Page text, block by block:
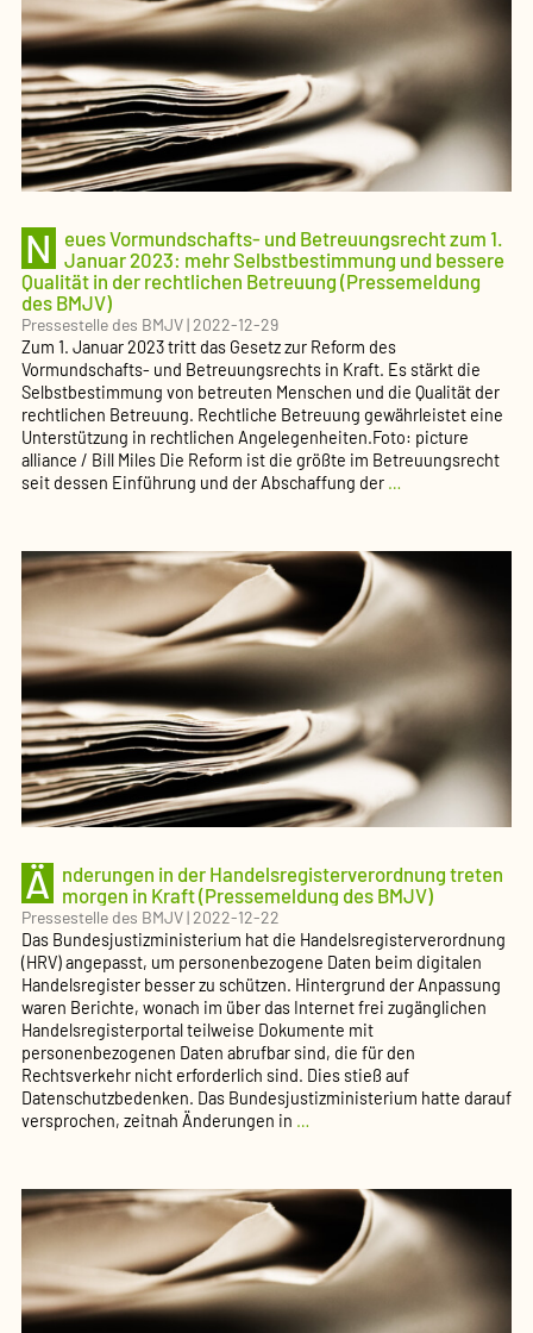
und
Gerichte
des
N
eues Vormundschafts- und Betreuungsrecht zum 1.
Januar 2023: mehr Selbstbestimmung und bessere
Qualität in der rechtlichen Betreuung (Pressemeldung
des BMJV)
Pressestelle des BMJV|2022-12-29
Zum 1. Januar 2023 tritt das Gesetz zur Reform des
Vormundschafts- und Betreuungsrechts in Kraft. Es stärkt die
Selbstbestimmung von betreuten Menschen und die Qualität der
rechtlichen Betreuung. Rechtliche Betreuung gewährleistet eine
Unterstützung in rechtlichen Angelegenheiten.Foto: picture
alliance / Bill Miles Die Reform ist die größte im Betreuungsrecht
seit dessen Einführung und der Abschaffung der …
Betreuungsrecht
zum
Januar
und
bessere
Qualität
in
der
(Pressemeldung
des
BMJV)
Ä nderungen in der Handelsregisterverordnung treten
morgen in Kraft (Pressemeldung des BMJV)
Pressestelle des BMJV|2022-12-22
Das Bundesjustizministerium hat die Handelsregisterverordnung
(HRV) angepasst, um personenbezogene Daten beim digitalen
Handelsregister besser zu schützen. Hintergrund der Anpassung
waren Berichte, wonach im über das Internet frei zugänglichen
Handelsregisterportal teilweise Dokumente mit
personenbezogenen Daten abrufbar sind, die für den
Rechtsverkehr nicht erforderlich sind. Dies stieß auf
Datenschutzbedenken. Das Bundesjustizministerium hatte darauf
versprochen, zeitnah Änderungen in …
Handelsregisterverordnung
morgen
Kraft
(Pressemeldung